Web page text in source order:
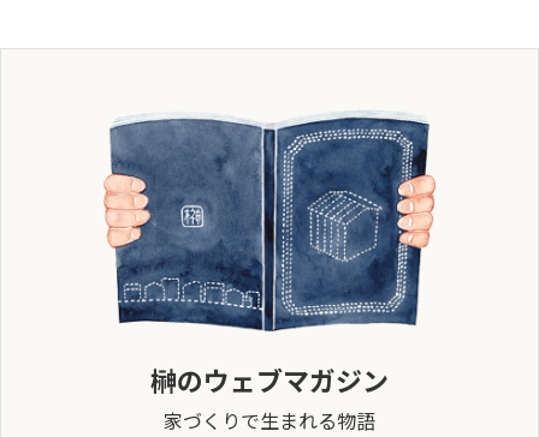
榊のウェブマガジン
家づくりで生まれる物語